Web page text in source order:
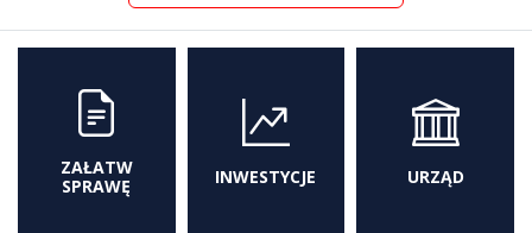
ZAŁATW
SPRAWĘ
INWESTYCJE URZĄD